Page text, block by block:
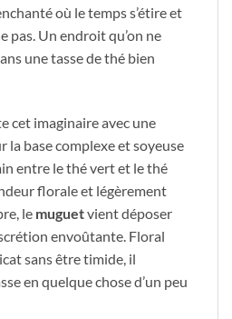
où le temps s’étire et
pas. Un endroit qu’on ne
une tasse de thé bien
cet imaginaire avec une
la base complexe et soyeuse
entre le thé vert et le thé
florale et légèrement
le muguetvient déposer
envoûtante. Floral
sans être timide, il
en quelque chose d’un peu